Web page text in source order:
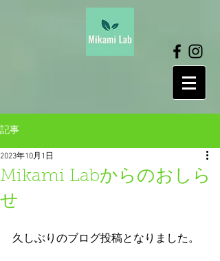
記事
Mikami Labからのおしら
せ
2023年10月1日
久しぶりのブログ投稿となりました。